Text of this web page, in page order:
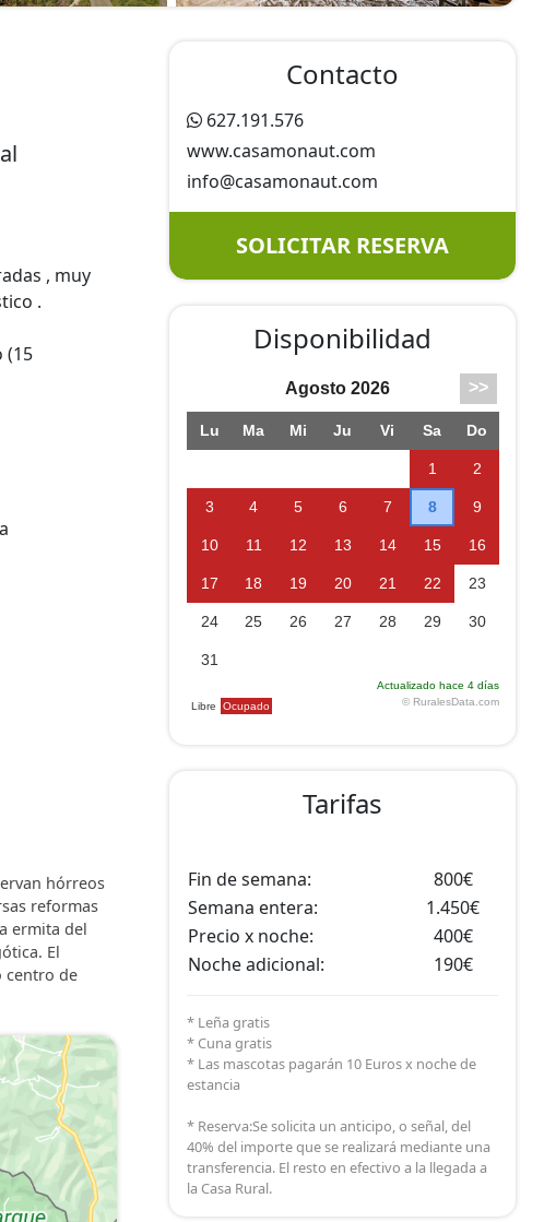
, muy
.
(15
3
en
Contacto
627.191.576
www.casamonaut.com
info@casamonaut.com
SOLICITAR RESERVA
Disponibilidad
hórreos
reformas
ermita del
El
centro de
Tarifas
Fin de semana:
800€
Semana entera:
1.450€
Precio x noche:
400€
Noche adicional:
190€
* Leña gratis
* Cuna gratis
* Las mascotas pagarán 10 Euros x noche de
estancia
* Reserva:Se solicita un anticipo, o señal, del
40% del importe que se realizará mediante una
transferencia. El resto en efectivo a la llegada a
la Casa Rural.